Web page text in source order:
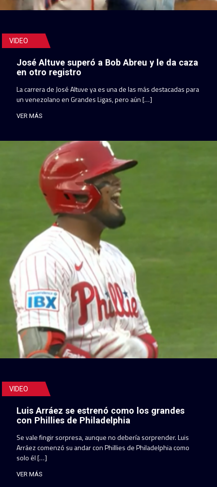
VIDEO
José Altuve superó a Bob Abreu y le da caza
en otro registro
La carrera de José Altuve ya es una de las más destacadas para
un venezolano en Grandes Ligas, pero aún […]
VER MÁS
VIDEO
Luis Arráez se estrenó como los grandes
con Phillies de Philadelphia
Se vale fingir sorpresa, aunque no debería sorprender. Luis
Arráez comenzó su andar con Phillies de Philadelphia como
solo él […]
VER MÁS